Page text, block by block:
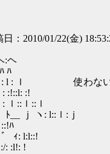
日：2010/01/22(金)
:ヘ
ﾊ
ｌ: l : ｌ 使わない
:!::l: :!
ｌ::ｌ::ｌ
ｊ ヽ: l::ｌ:ｊ
ﾊ
: l:l::!
:l!: !